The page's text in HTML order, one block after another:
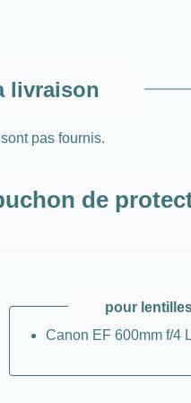
livraison
pas fournis.
de
pour
Canon EF 600mm f/4